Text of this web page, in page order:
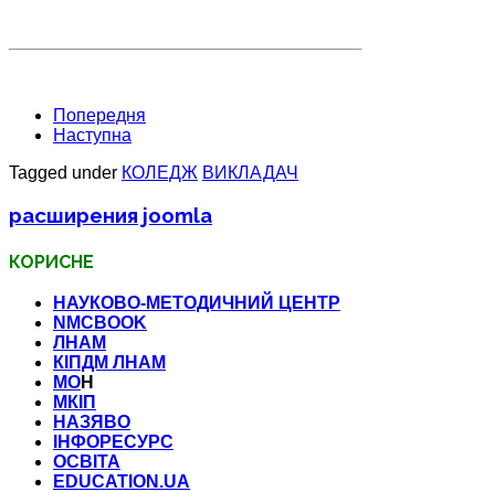
Попередня
Наступна
Tagged under КОЛЕДЖ ВИКЛАДАЧ
расширения joomla
КОРИСНЕ
НАУКОВО-МЕТОДИЧНИЙ ЦЕНТР
NMCBOOK
ЛНАМ
КІПДМ ЛНАМ
МОН
МКІП
НАЗЯВО
ІНФОРЕСУРС
ОСВІТА
EDUCATION.UA